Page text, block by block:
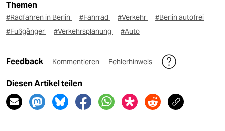
Themen
#Radfahren in Berlin #Fahrrad #Verkehr
#Berlin autofrei
#Fußgänger
#Verkehrsplanung #Auto
Feedback Kommentieren Fehlerhinweis
Diesen Artikel teilen